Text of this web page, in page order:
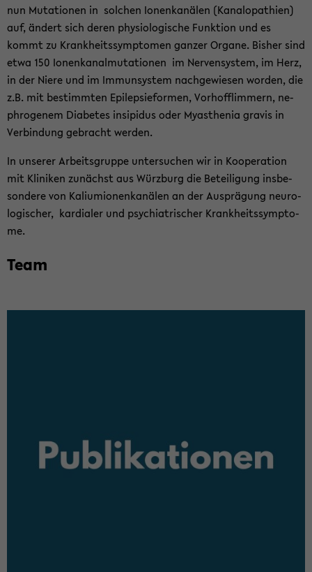
nun Mu­ta­tio­nen in sol­chen Io­nen­ka­nä­len (Kana­lo­pa­thien)
auf, än­dert sich deren phy­sio­lo­gi­sche Funk­ti­on und es
kommt zu Krank­heits­sym­pto­men gan­zer Or­ga­ne. Bis­her sind
etwa 150 Io­nen­ka­nal­mu­ta­tio­nen im Ner­ven­sys­tem, im Herz,
in der Niere und im Im­mun­sys­tem nach­ge­wie­sen wor­den, die
z.B. mit be­stimm­ten Epi­lep­sie­for­men, Vor­hof­flim­mern, ne­
ph­ro­ge­nem Dia­be­tes in­si­pi­dus oder My­asthe­nia gra­vis in
Ver­bin­dung ge­bracht wer­den.
In un­se­rer Ar­beits­grup­pe un­ter­su­chen wir in Ko­ope­ra­ti­on
mit Kli­ni­ken zu­nächst aus Würz­burg die Be­tei­li­gung ins­be­
son­de­re von Ka­li­um­io­nen­ka­nä­len an der Aus­prä­gung neu­ro­
lo­gi­scher, kar­dia­ler und psych­ia­tri­scher Krank­heits­sym­pto­
me.
Team